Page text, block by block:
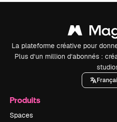
La plateforme créative pour
Plus d’un million d’abonnés :
Produits
Spaces